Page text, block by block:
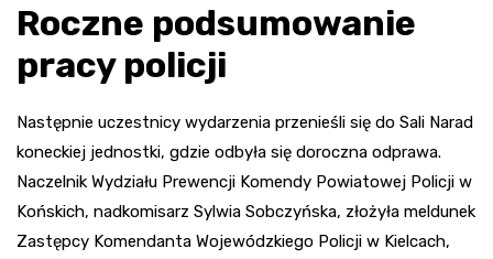
Roczne podsumowanie
pracy policji
Następnie uczestnicy wydarzenia przenieśli się do Sali Narad
koneckiej jednostki, gdzie odbyła się doroczna odprawa.
Naczelnik Wydziału Prewencji Komendy Powiatowej Policji w
Końskich, nadkomisarz Sylwia Sobczyńska, złożyła meldunek
Zastępcy Komendanta Wojewódzkiego Policji w Kielcach,